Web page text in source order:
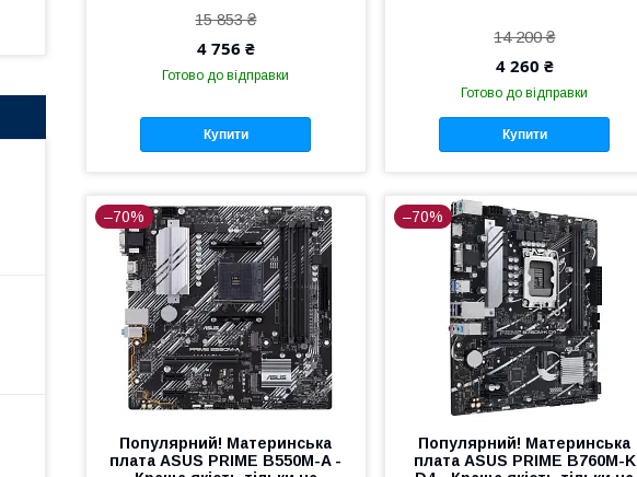
15 853 ₴
4 756 ₴
Готово до відправки
Купити
14 200 ₴
4 260 ₴
Готово до відправки
Купити
–70%
Популярний! Материнська
плата ASUS PRIME B550M-A -
–70%
Популярний! Материнська
плата ASUS PRIME B760M-K